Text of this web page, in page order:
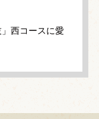
西コースに愛